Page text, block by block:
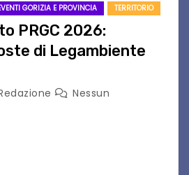
GORIZIA E PROVINCIA TERRITORIO
PRGC 2026:
di Legambiente
Nessun